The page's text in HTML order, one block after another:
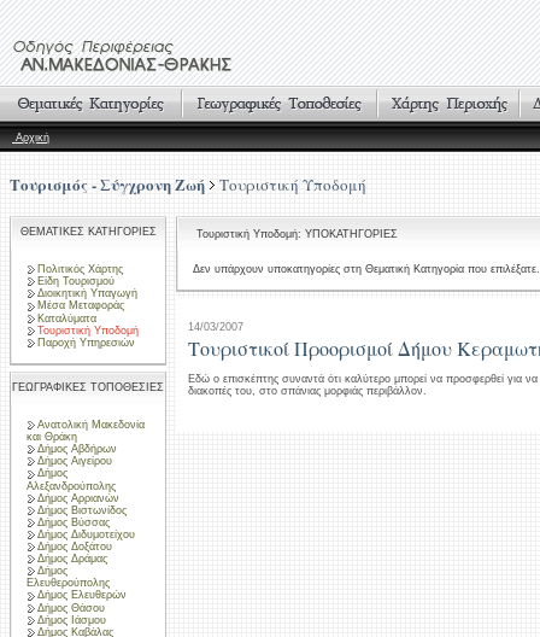
Αρχική
Τουρισμός - Σύγχρονη Ζωή Τουριστική Υποδομή
ΘΕΜΑΤΙΚΕΣ ΚΑΤΗΓΟΡΙΕΣ
Πολιτικός Χάρτης
Είδη Τουρισμού
Διοικητική Υπαγωγή
Μέσα Μεταφοράς
Καταλύματα
Τουριστική Υποδομή
Παροχή Υπηρεσιών
ΓΕΩΓΡΑΦΙΚΕΣ ΤΟΠΟΘΕΣΙΕΣ
Ανατολική Μακεδονία
και Θράκη
Δήμος Αβδήρων
Δήμος Αιγείρου
Δήμος
Αλεξανδρούπολης
Δήμος Αρριανών
Δήμος Βιστωνίδος
Δήμος Βύσσας
Δήμος Διδυμοτείχου
Δήμος Δοξάτου
Δήμος Δράμας
Δήμος
Ελευθερούπολης
Δήμος Ελευθερών
Δήμος Θάσου
Δήμος Ιάσμου
Δήμος Καβάλας
Τουριστική Υποδομή: ΥΠΟΚΑΤΗΓΟΡΙΕΣ
Δεν υπάρχουν υποκατηγορίες στη Θεματική Κατηγορία που επιλέξατε.
14/03/2007
Τουριστικοί Προορισμοί Δήμου
Εδώ ο επισκέπτης συναντά ότι καλύτερο μπορεί να προσφερθεί για να
διακοπές του, στο σπάνιας μορφιάς περιβάλλον.